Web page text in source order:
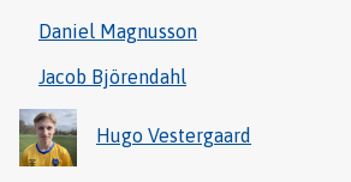
Daniel Magnusson
Jacob Björendahl
Hugo Vestergaard